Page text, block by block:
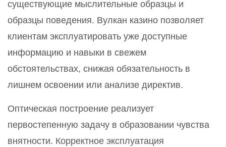
существующие мыслительные образцы и
образцы поведения. Вулкан казино позволяет
клиентам эксплуатировать уже доступные
информацию и навыки в свежем
обстоятельствах, снижая обязательность в
лишнем освоении или анализе директив.
Оптическая построение реализует
первостепенную задачу в образовании чувства
внятности. Корректное эксплуатация